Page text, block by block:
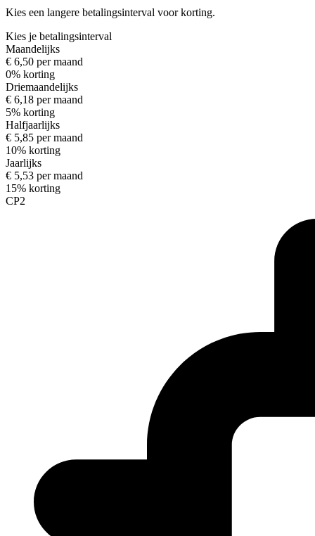
Kies een langere betalingsinterval voor korting.
Kies je betalingsinterval
Maandelijks
€ 6,50 per maand
0% korting
Driemaandelijks
€ 6,18 per maand
5% korting
Halfjaarlijks
€ 5,85 per maand
10% korting
Jaarlijks
€ 5,53 per maand
15% korting
CP2